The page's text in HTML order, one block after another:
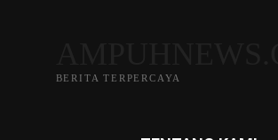
BERITA TERPERCAYA